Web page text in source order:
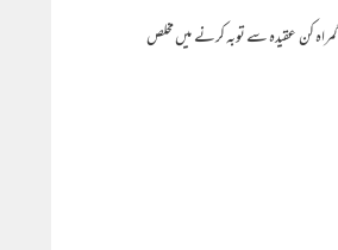
کن عقیدہ سے توبہ کرنے میں مخلص